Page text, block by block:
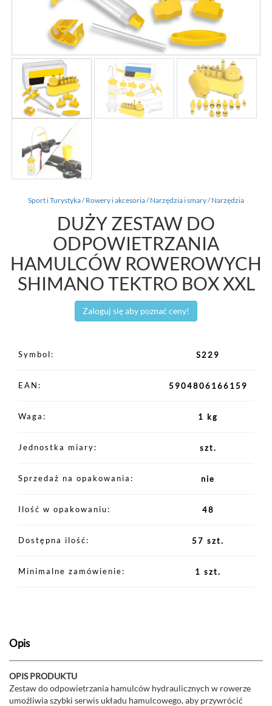
Sport i Turystyka/Rowery i akcesoria/Narzędzia i smary/Narzędzia
DUŻY ZESTAW DO
ODPOWIETRZANIA
HAMULCÓW ROWEROWYCH
SHIMANO TEKTRO BOX XXL
Zaloguj się aby poznać ceny!
Symbol S229
EAN 5904806166159
Waga 1 kg
Jednostka miary szt.
Sprzedaż na opakowania nie
Ilość w opakowaniu 48
Dostępna ilość 57 szt.
Minimalne zamówienie 1 szt.
Opis
OPIS PRODUKTU
Zestaw do odpowietrzania hamulców hydraulicznych w rowerze
umożliwia szybki serwis układu hamulcowego, aby przywrócić